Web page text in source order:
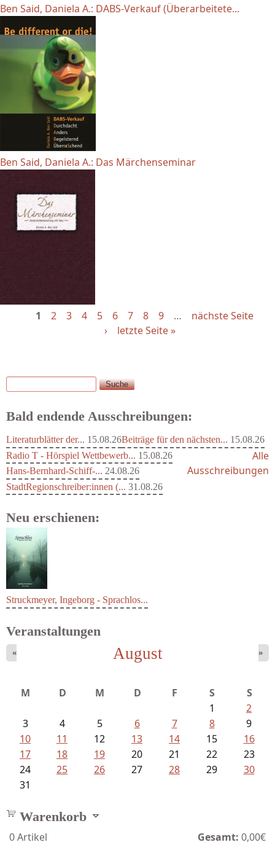
Ben Said, Daniela A.: DABS-Verkauf (Überarbeitete...
Ben Said, Daniela A.: Das Märchenseminar
1 2 3 4 5 6 7 8 9 …
nächste Seite
›
letzte Seite »
Suchformular
Suche
Bald endende Ausschreibungen:
Literaturblätter der... 15.08.26Beiträge für den nächsten... 15.08.26
Radio T - Hörspiel Wettbewerb... 15.08.26
Hans-Bernhard-Schiff-... 24.08.26
StadtRegionschreiber:innen (... 31.08.26
Alle
Ausschreibungen
Neu erschienen:
Struckmeyer, Ingeborg - Sprachlos...
Veranstaltungen
August
« »
M D M D F S
S
1
2
3
4 5 6 7 8
9
10
11 12 13 14 15
16
17
18 19 20 21 22
23
24
25 26 27 28 29
30
31
Warenkorb
0Artikel Gesamt: 0,00€